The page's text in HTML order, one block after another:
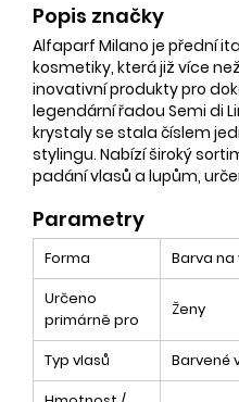
Popis značky
Alfaparf Milano je přední
kosmetiky, která již více
inovativní produkty pro
legendární řadou Semi di
krystaly se stala číslem
stylingu. Nabízí široký
padání vlasů a lupům,
Parametry
Forma
Barva na
Určeno
primárně pro
Ženy
Typ vlasů
Barvené